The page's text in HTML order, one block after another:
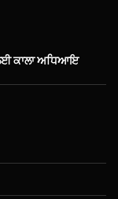
ਲਈ ਕਾਲਾ ਅਧਿਆਇ